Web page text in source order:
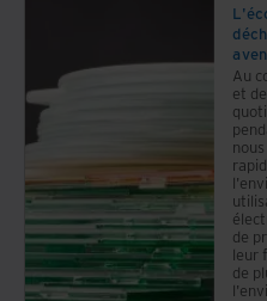
Au
et
de
leur
de